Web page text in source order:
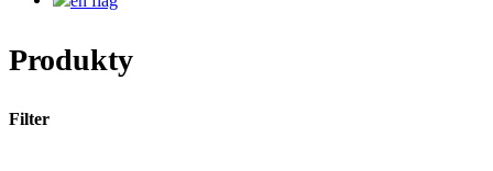
Produkty
Filter